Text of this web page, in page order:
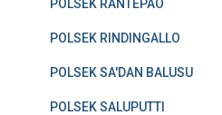
POLSEK RANTEPAO
POLSEK RINDINGALLO
POLSEK SA'DAN BALUSU
POLSEK SALUPUTTI